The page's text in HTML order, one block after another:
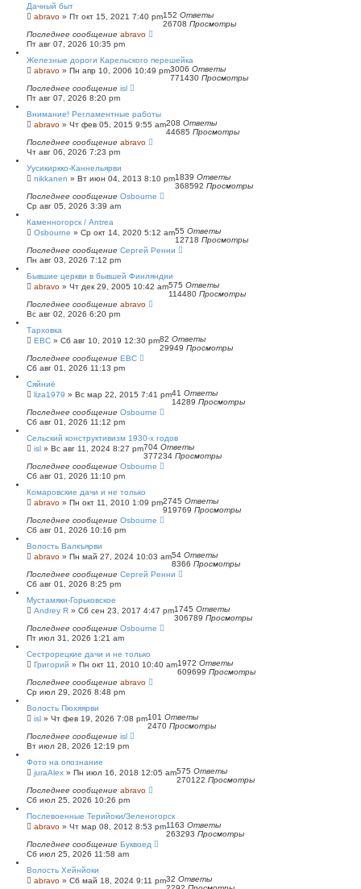
Дачный быт
abravo » Пт окт 15, 2021 7:40 pm152 Ответы
26708 Просмотры
Последнее сообщение abravo
Пт авг 07, 2026 10:35 pm
Железные дороги Карельского перешейка
abravo » Пн апр 10, 2006 10:49 pm3006 Ответы
771430 Просмотры
Последнее сообщение isl
Пт авг 07, 2026 8:20 pm
Внимание! Регламентные работы
abravo » Чт фев 05, 2015 9:55 am208 Ответы
44685 Просмотры
Последнее сообщение abravo
Чт авг 06, 2026 7:23 pm
Уусикиркко-Каннельярви
nikkanen » Вт июн 04, 2013 8:10 pm1839 Ответы
368592 Просмотры
Последнее сообщение Osbourne
Ср авг 05, 2026 3:39 am
Каменногорск / Antrea
Osbourne » Ср окт 14, 2020 5:12 am55 Ответы
12718 Просмотры
Последнее сообщение Сергей Ренни
Пн авг 03, 2026 7:12 pm
Бывшие церкви в бывшей Финляндии
abravo » Чт дек 29, 2005 10:42 am575 Ответы
114480 Просмотры
Последнее сообщение abravo
Вс авг 02, 2026 6:20 pm
Тарховка
ЕВС » Сб авг 10, 2019 12:30 pm82 Ответы
29949 Просмотры
Последнее сообщение ЕВС
Сб авг 01, 2026 11:13 pm
Сяйниё
liza1979 » Вс мар 22, 2015 7:41 pm41 Ответы
14289 Просмотры
Последнее сообщение Osbourne
Сб авг 01, 2026 11:12 pm
Сельский конструктивизм 1930-х годов
isl » Вс авг 11, 2024 8:27 pm704 Ответы
377234 Просмотры
Последнее сообщение Osbourne
Сб авг 01, 2026 11:10 pm
Комаровские дачи и не только
abravo » Пн окт 11, 2010 1:09 pm2745 Ответы
919769 Просмотры
Последнее сообщение Osbourne
Сб авг 01, 2026 10:16 pm
Волость Валкъярви
abravo » Пн май 27, 2024 10:03 am54 Ответы
8366 Просмотры
Последнее сообщение Сергей Ренни
Сб авг 01, 2026 8:25 pm
Мустамяки-Горьковское
Andrey R » Сб сен 23, 2017 4:47 pm1745 Ответы
306789 Просмотры
Последнее сообщение Osbourne
Пт июл 31, 2026 1:21 am
Сестрорецкие дачи и не только
Григорий » Пн окт 11, 2010 10:40 am1972 Ответы
609699 Просмотры
Последнее сообщение abravo
Ср июл 29, 2026 8:48 pm
Волость Пюхяярви
isl » Чт фев 19, 2026 7:08 pm101 Ответы
2470 Просмотры
Последнее сообщение isl
Вт июл 28, 2026 12:19 pm
Фото на опознание
juraAlex » Пн июл 16, 2018 12:05 am575 Ответы
270122 Просмотры
Последнее сообщение abravo
Сб июл 25, 2026 10:26 pm
Послевоенные Терийоки/Зеленогорск
abravo » Чт мар 08, 2012 8:53 pm1163 Ответы
263293 Просмотры
Последнее сообщение Буквоед
Сб июл 25, 2026 11:58 am
Волость Хейнйоки
abravo » Сб май 18, 2024 9:11 pm32 Ответы